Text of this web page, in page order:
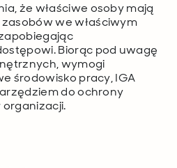
że właściwe osoby mają
we właściwym
Biorąc pod uwagę
wymogi
środowisko pracy, IGA
do ochrony